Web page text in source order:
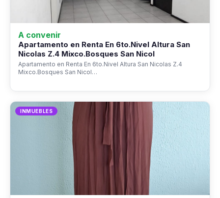
A convenir
Apartamento en Renta En 6to.Nivel Altura San
Nicolas Z.4 Mixco.Bosques San Nicol
Apartamento en Renta En 6to.Nivel Altura San Nicolas Z.4
Mixco.Bosques San Nicol…
INMUEBLES